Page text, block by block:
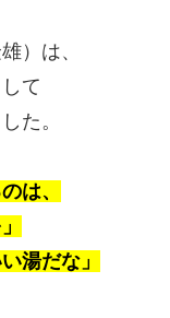
）は、
て
た。
は、
湯だな」